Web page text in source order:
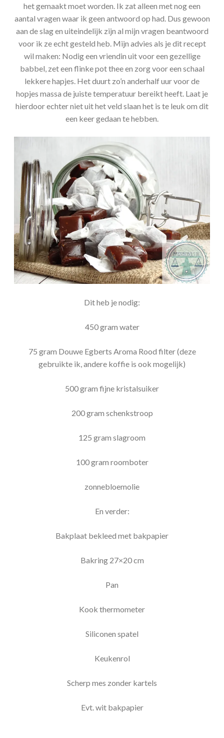
het gemaakt moet worden. Ik zat alleen met nog een
aantal vragen waar ik geen antwoord op had. Dus gewoon
aan de slag en uiteindelijk zijn al mijn vragen beantwoord
voor ik ze echt gesteld heb. Mijn advies als je dit recept
wil maken: Nodig een vriendin uit voor een gezellige
babbel, zet een flinke pot thee en zorg voor een schaal
lekkere hapjes. Het duurt zo’n anderhalf uur voor de
hopjes massa de juiste temperatuur bereikt heeft. Laat je
hierdoor echter niet uit het veld slaan het is te leuk om dit
een keer gedaan te hebben.
Dit heb je nodig:
450 gram water
75 gram Douwe Egberts Aroma Rood filter (deze
gebruikte ik, andere koffie is ook mogelijk)
500 gram fijne kristalsuiker
200 gram schenkstroop
125 gram slagroom
100 gram roomboter
zonnebloemolie
En verder:
Bakplaat bekleed met bakpapier
Bakring 27×20 cm
Pan
Kook thermometer
Siliconen spatel
Keukenrol
Scherp mes zonder kartels
Evt. wit bakpapier